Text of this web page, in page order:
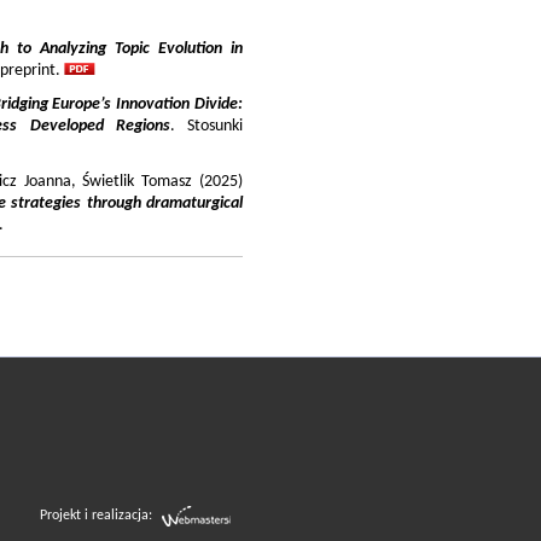
to Analyzing Topic Evolution in
Europe’s Innovation Divide:
Developed Regions. Stosunki
Joanna, Świetlik Tomasz (2025)
strategies through dramaturgical
Projekt i realizacja: